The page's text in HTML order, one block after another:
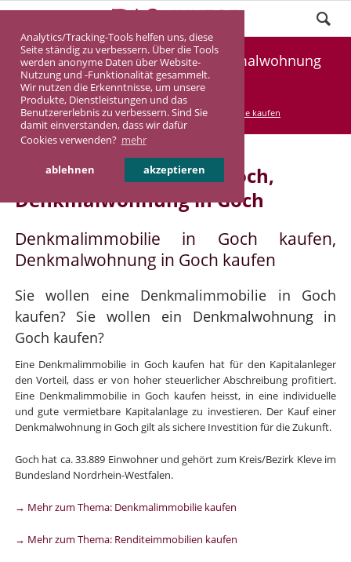
Analytics/Tracking-Tools helfen uns, diese
Seite ständig zu verbessern. Über die Tools
werden anonyme Daten über Website-
Nutzung und -Funktionalität gesammelt.
Wir nutzen die Erkenntnisse, um unsere
Produkte, Dienstleistungen und das
Benutzererlebnis zu verbessern. Sind Sie
damit einverstanden, dass wir dafür
Cookies verwenden? mehr
ablehnen akzeptieren
Denkmalimmobilie Goch, Denkmalwohnung
Goch
DASINVEST Service Denkmalimmobilie kaufen
Denkmalimmobilie in Goch,
Denkmalwohnung in Goch
Denkmalimmobilie in Goch kaufen,
Denkmalwohnung in Goch kaufen
Sie wollen eine Denkmalimmobilie in Goch
kaufen? Sie wollen ein Denkmalwohnung in
Goch kaufen?
Eine Denkmalimmobilie in Goch kaufen hat für den Kapitalanleger
den Vorteil, dass er von hoher steuerlicher Abschreibung profitiert.
Eine Denkmalimmobilie in Goch kaufen heisst, in eine individuelle
und gute vermietbare Kapitalanlage zu investieren. Der Kauf einer
Denkmalwohnung in Goch gilt als sichere Investition für die Zukunft.
Goch hat ca. 33.889 Einwohner und gehört zum Kreis/Bezirk Kleve im
Bundesland Nordrhein-Westfalen.
→ Mehr zum Thema: Denkmalimmobilie kaufen
→ Mehr zum Thema: Renditeimmobilien kaufen